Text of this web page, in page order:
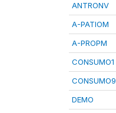
ANTRONV
A-PATIOM
A-PROPM
CONSUMO1
CONSUMO9
DEMO